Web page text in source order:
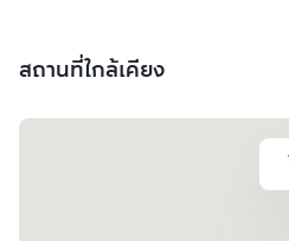
สถานที่ใกล้เคียง